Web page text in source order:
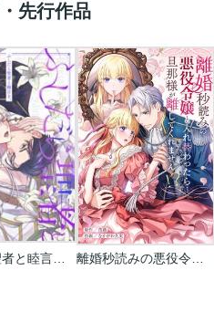
先行作品
ふしだら聖者と睦言を。 離婚秒読みの悪役令嬢と入れ替わったら…旦那様が離してくれません！？